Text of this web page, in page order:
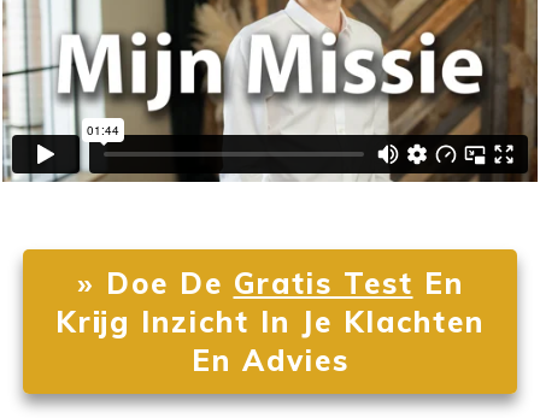
» Doe De Gratis Test En
Krijg Inzicht In Je Klachten
En Advies